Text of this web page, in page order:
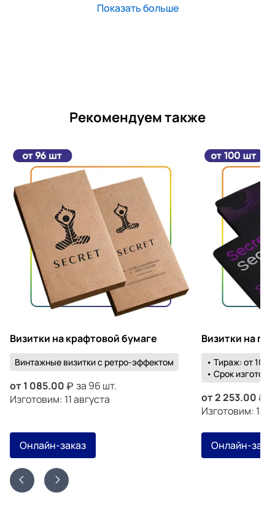
Показать больше
Рекомендуем также
Визитки на крафтовой бумаге
Винтажные визитки с ретро-эффектом
от 1 085.00
за 96 шт.
Изготовим: 11 августа
Онлайн-заказ
Визитки на
• Тираж: от 100
• Срок
от2 253.00
Изготовим: 14
Онлайн-